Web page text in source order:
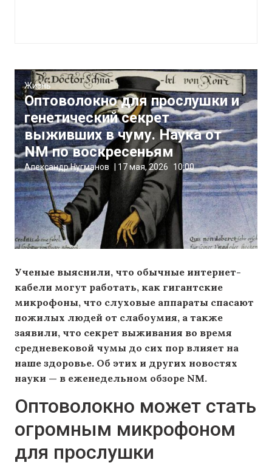
Жизнь
Оптоволокно для прослушки и
генетический секрет
выживших в чуму. Наука от
NM по воскресеньям
Александр Нугманов 17 мая, 2026 10:00
Ученые выяснили, что обычные интернет-
кабели могут работать, как гигантские
микрофоны, что слуховые аппараты спасают
пожилых людей от слабоумия, а также
заявили, что секрет выживания во время
средневековой чумы до сих пор влияет на
наше здоровье. Об этих и других новостях
науки — в еженедельном обзоре NM.
Оптоволокно может стать
огромным микрофоном
для прослушки